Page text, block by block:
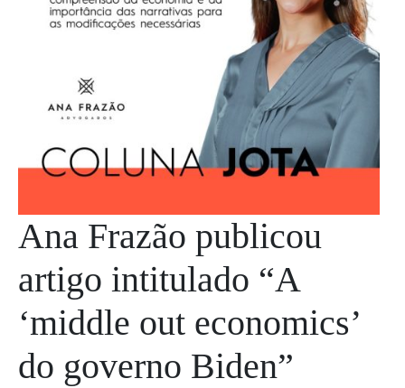
Ana Frazão publicou
artigo intitulado “A
‘middle out economics’
do governo Biden”